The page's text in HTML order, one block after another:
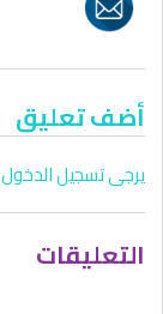
أضف تعليق
يرجى تسجيل الدخول
التعليقات